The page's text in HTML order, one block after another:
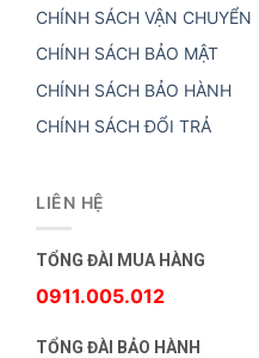
CHÍNH SÁCH VẬN CHUYỂN
CHÍNH SÁCH BẢO MẬT
CHÍNH SÁCH BẢO HÀNH
CHÍNH SÁCH ĐỔI TRẢ
LIÊN HỆ
TỔNG ĐÀI MUA HÀNG
0911.005.012
TỔNG ĐÀI BẢO HÀNH